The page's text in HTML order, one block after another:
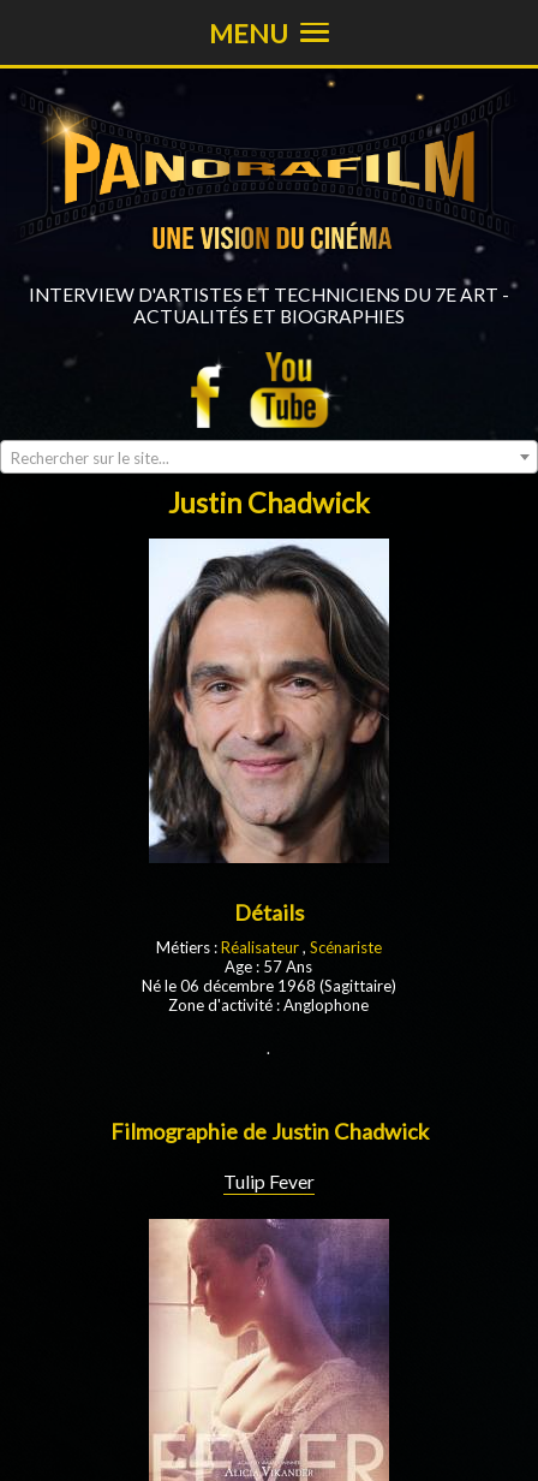
INTERVIEW D'ARTISTES ET TECHNICIENS DU 7E ART -
ACTUALITÉS ET BIOGRAPHIES
Rechercher sur le site...
MENU
Justin Chadwick
Détails
Métiers :Réalisateur, Scénariste
Age : 57 Ans
Né le 06 décembre 1968 (Sagittaire)
Zone d'activité : Anglophone
.
Filmographie de Justin Chadwick
Tulip Fever